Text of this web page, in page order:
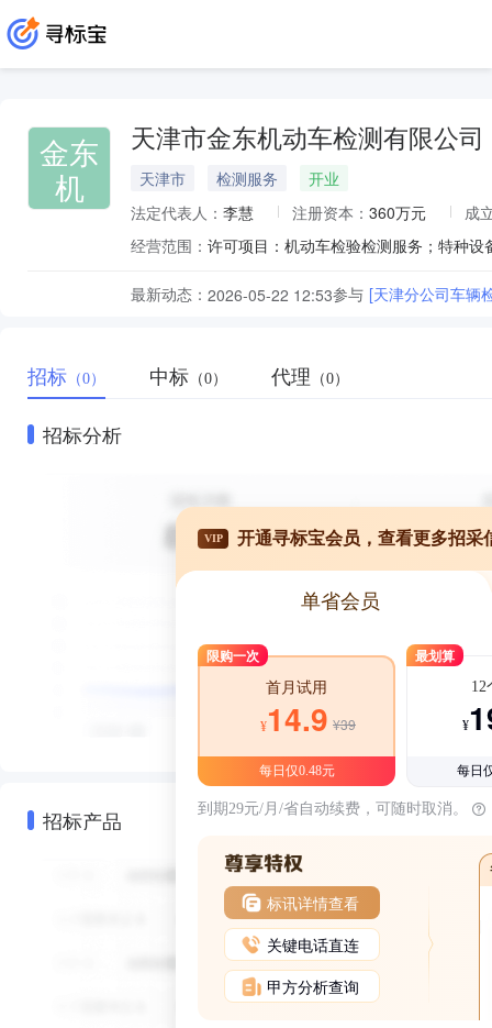
金东
机
天津市金东机动车检测有限公司
天津市 检测服务
开业
法定代表人： 李慧 注册资本： 360万元
成
经营范围：
最新动态： 2026-05-22 12:53参与 [天津分公司车辆
招标 （0） 中标 （0） 代理 （0）
招标分析
招标产品
VIP 开通寻标宝会员，查看更多招采
单省会员
限购一次
首月试用
¥14.9 ¥39
每日仅0.48元
最划算
12
¥
每日
到期29元/月/省自动续费，可随时取消。
标讯详情查看
关键电话直连
甲方分析查询